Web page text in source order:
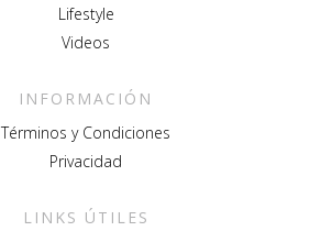
Lifestyle
Videos
INFORMACIÓN
Términos y Condiciones
Privacidad
LINKS ÚTILES